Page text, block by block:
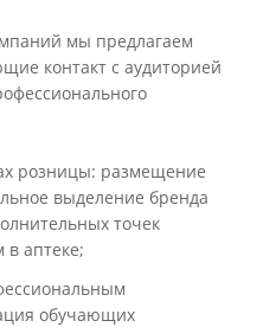
мы предлагаем
контакт с аудиторией
розницы: размещение
выделение бренда
точек
в аптеке;
обучающих